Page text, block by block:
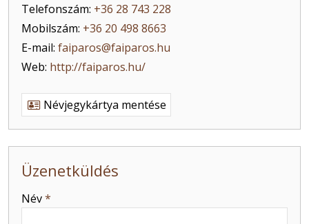
Telefonszám: +36 28 743 228
Mobilszám: +36 20 498 8663
E-mail: faiparos@faiparos.hu
Web: http://faiparos.hu/
Névjegykártya mentése
Üzenetküldés
Név*